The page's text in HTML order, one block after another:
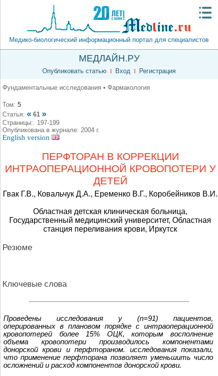
Медико-биологический информационный портал для специалистов
МЕДЛАЙН.РУ
Опубликовать статью Вход Регистрация
Фундаментальные исследования • Фармакология
Том: 5
Статья: « 61 »
Страницы:. 197-199
Опубликована в журнале: 2004 г.
English version
ПЕРФТОРАН В КОРРЕКЦИИ
ИНТРАОПЕРАЦИОННОЙ КРОВОПОТЕРИ У
ДЕТЕЙ
Гвак Г.В., Ковальчук Д.А., Еременко В.Г., Коробейников В.И.
Областная детская клиническая больница,
Государственный медицинский университет, Областная
станция переливания крови, Иркутск
Резюме
Ключевые слова
Проведены исследования у (n=91) пациентов,
оперированных в плановом порядке с интраоперационной
кровопотерей более 15% ОЦК, которым восполнение
объeма кровопотери производилось компонентами
донорской крови и перфтораном. исследования показали,
что применение перфторана позволяет уменьшить число
осложнений и расход компонентов донорской крови.